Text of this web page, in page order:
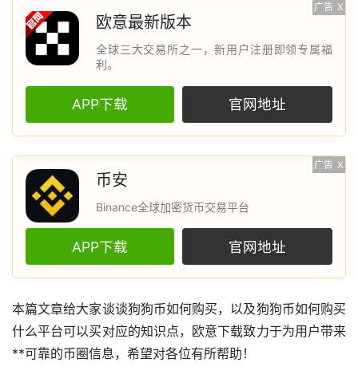
广告 X
欧意最新版本
全球三大交易所之一，新用户注册即领专属福
利。
APP下载 官网地址
广告 X
币安
Binance全球加密货币交易平台
APP下载 官网地址
本篇文章给大家谈谈狗狗币如何购买，以及狗狗币如何购买
什么平台可以买对应的知识点， 欧意下载致力于为用户带来
**可靠的币圈信息，希望对各位有所帮助！